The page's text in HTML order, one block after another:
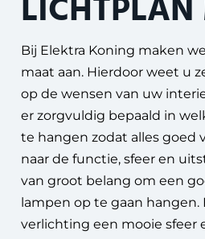
Bij Elektra Koning maken
maat aan. Hierdoor weet u
op de wensen van uw
er zorgvuldig bepaald in
te hangen zodat alles goed
naar de functie, sfeer en
van groot belang om een
lampen op te gaan
verlichting een mooie sfeer